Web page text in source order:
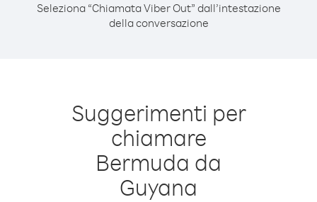
Seleziona “Chiamata Viber Out” dall’intestazione
della conversazione
Suggerimenti per
chiamare
Bermuda da
Guyana